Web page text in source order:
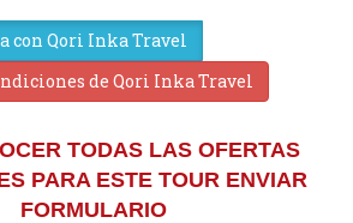
con Qori Inka Travel
de Qori Inka Travel
TODAS LAS OFERTAS
PARA ESTE TOUR ENVIAR
FORMULARIO